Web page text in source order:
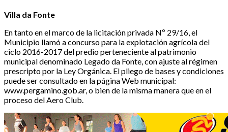
Villa da Fonte
En tanto en el marco de la licitación privada Nº 29/16, el
Municipio llamó a concurso para la explotación agrícola del
ciclo 2016-2017 del predio perteneciente al patrimonio
municipal denominado Legado da Fonte, con ajuste al régimen
prescripto por la Ley Orgánica. El pliego de bases y condiciones
puede ser consultado en la página Web municipal:
www.pergamino.gob.ar, o bien de la misma manera que en el
proceso del Aero Club.